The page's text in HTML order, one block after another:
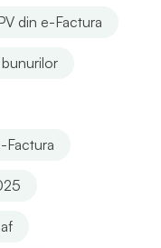
din e-Factura
Factura